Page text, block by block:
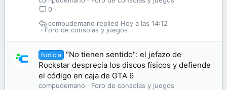
0
Foro de consolas y juegos
Hoy a las 14:12
compudemano
Noticia
"No tienen sentido": el jefazo de
Rockstar desprecia los discos físicos y defiende
el código en caja de GTA 6
compudemano
Foro de consolas y juegos